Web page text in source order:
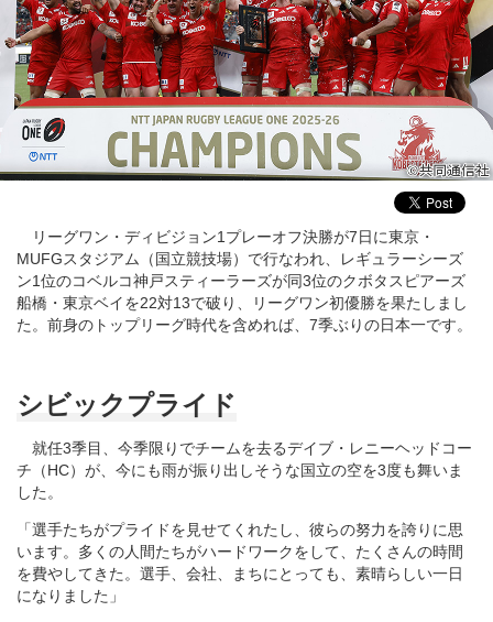
リーグワン・ディビジョン1プレーオフ決勝が7日に東京・
MUFGスタジアム（国立競技場）で行なわれ、レギュラーシーズ
ン1位のコベルコ神戸スティーラーズが同3位のクボタスピアーズ
船橋・東京ベイを22対13で破り、リーグワン初優勝を果たしまし
た。前身のトップリーグ時代を含めれば、7季ぶりの日本一です。
シビックプライド
就任3季目、今季限りでチームを去るデイブ・レニーヘッドコー
チ（HC）が、今にも雨が振り出しそうな国立の空を3度も舞いま
した。
「選手たちがプライドを見せてくれたし、彼らの努力を誇りに思
います。多くの人間たちがハードワークをして、たくさんの時間
を費やしてきた。選手、会社、まちにとっても、素晴らしい一日
になりました」